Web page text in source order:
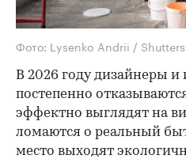
Фото: Lysenko Andrii /
В 2026 году дизайнеры и
постепенно
эффектно выглядят на
ломаются о реальный
место выходят